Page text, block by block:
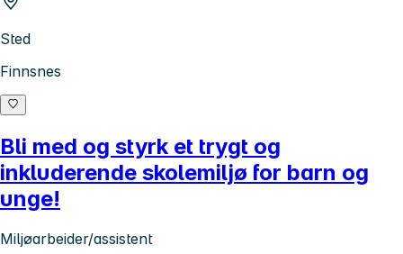
Sted
Finnsnes
Bli med og styrk et trygt og
inkluderende skolemiljø for barn og
unge!
Miljøarbeider/assistent